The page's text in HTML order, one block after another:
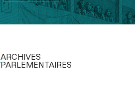
ARCHIVES
PARLEMENTAIRES